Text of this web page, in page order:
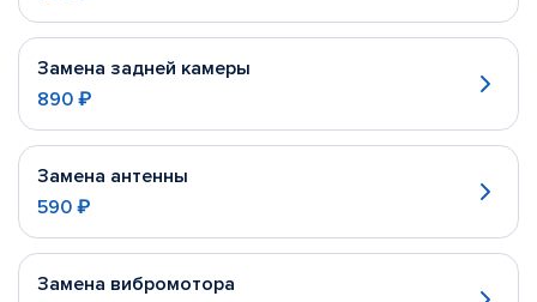
Замена задней камеры
890 ₽
Замена антенны
590 ₽
Замена вибромотора